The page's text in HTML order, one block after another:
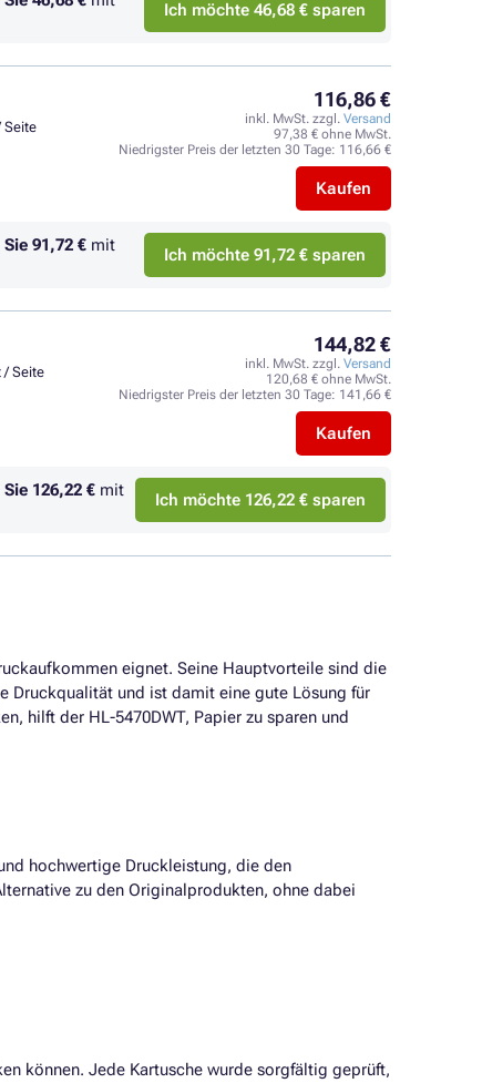
Ich möchte 46,68 € sparen
Seite
116,86 €
inkl. MwSt. zzgl. Versand
97,38 € ohne MwSt.
Niedrigster Preis der letzten 30 Tage: 116,66 €
Kaufen
Sie 91,72 € mit
Ich möchte 91,72 € sparen
/ Seite
144,82 €
inkl. MwSt. zzgl. Versand
120,68 € ohne MwSt.
Niedrigster Preis der letzten 30 Tage: 141,66 €
Kaufen
Sie 126,22 € mit
Ich möchte 126,22 € sparen
eignet. Seine Hauptvorteile sind die
Druckqualität und ist damit eine gute Lösung für
hilft der HL-5470DWT, Papier zu sparen und
hochwertige Druckleistung, die den
zu den Originalprodukten, ohne dabei
können. Jede Kartusche wurde sorgfältig geprüft,